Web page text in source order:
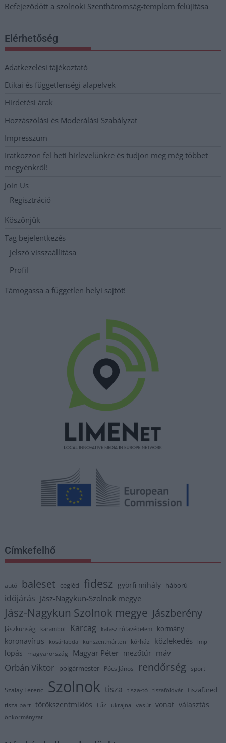
Befejeződött a szolnoki Szentháromság-templom felújítása
Elérhetőség
Adatkezelési tájékoztató
Etikai és függetlenségi alapelvek
Hirdetési árak
Hozzászólási és Moderálási Szabályzat
Impresszum
Iratkozzon fel heti hírlevelünkre és tudjon meg még többet
megyénkről!
Join Us
Regisztráció
Köszönjük
Tag bejelentkezés
Jelszó visszaállítása
Profil
Támogassa a független helyi sajtót!
Címkefelhő
autó baleset cegléd fidesz györfi mihály háború
időjárás Jász-Nagykun-Szolnok megye
Jász-Nagykun Szolnok megye Jászberény
Jászkunság karambol Karcag katasztrófavédelem kormány
koronavírus kosárlabda kunszentmárton kórház közlekedés lmp
lopás magyarország Magyar Péter mezőtúr máv
Orbán Viktor polgármester Pócs János rendőrség sport
Szalay Ferenc Szolnok tisza tisza-tó tiszaföldvár tiszafüred
tisza part törökszentmiklós tűz ukrajna vasút vonat választás
önkormányzat